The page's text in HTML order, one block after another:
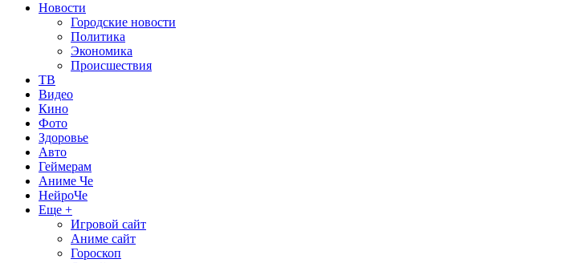
Новости
Городские новости
Политика
Экономика
Происшествия
ТВ
Видео
Кино
Фото
Здоровье
Авто
Геймерам
Аниме Че
НейроЧе
Еще +
Игровой сайт
Аниме сайт
Гороскоп